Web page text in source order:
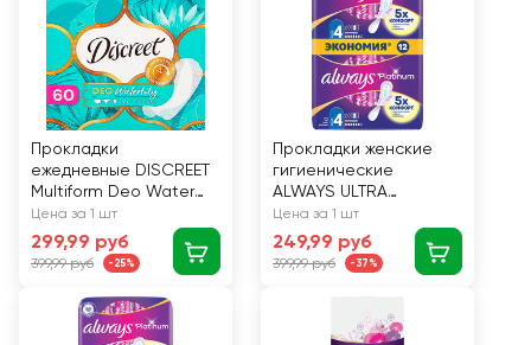
Прокладки
ежедневные DISCREET
Multiform Deo Water
Lily, 60шт
Цена за 1 шт
299,99 руб
399,99 руб -25%
Прокладки женские
гигиенические
ALWAYS ULTRA
PLATINUM NIGHT DUO
12шт.
Цена за 1 шт
249,99 руб
399,99 руб -37%